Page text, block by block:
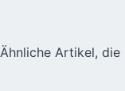
Ähnliche Artikel, die